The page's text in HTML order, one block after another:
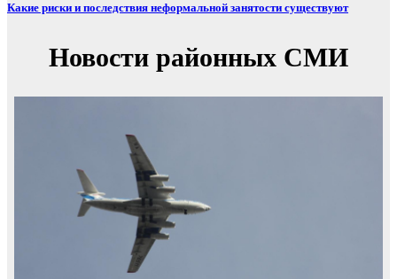
Какие риски и последствия неформальной занятости существуют